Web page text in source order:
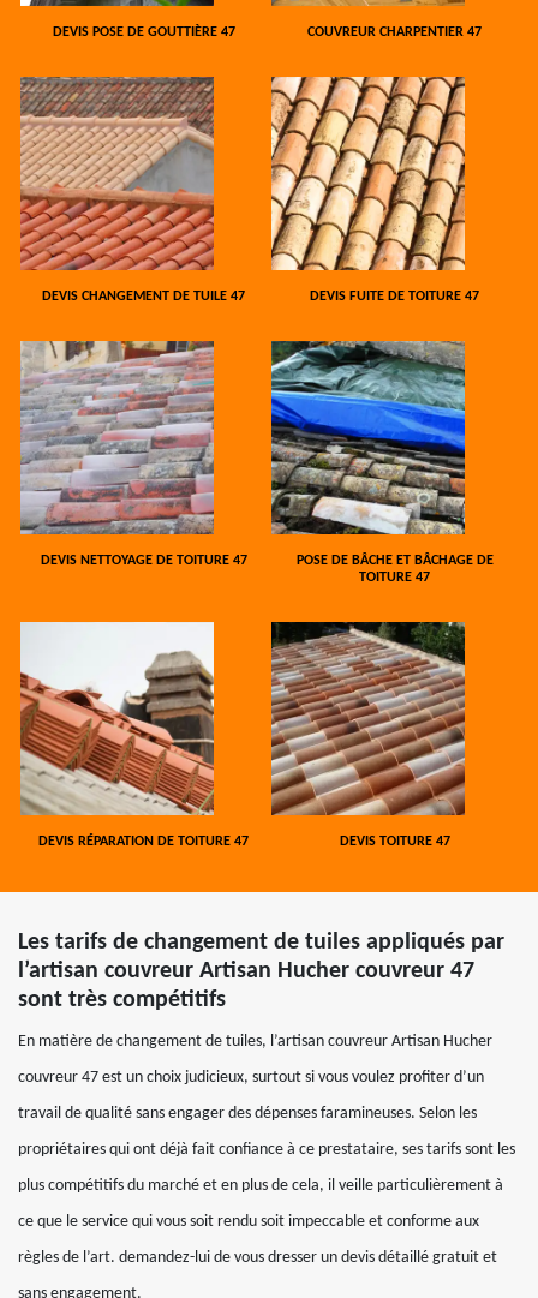
DEVIS POSE DE GOUTTIÈRE 47 COUVREUR CHARPENTIER 47
DEVIS CHANGEMENT DE TUILE 47 DEVIS FUITE DE TOITURE 47
DEVIS NETTOYAGE DE TOITURE 47
POSE DE BÂCHE ET BÂCHAGE DE
TOITURE 47
DEVIS RÉPARATION DE TOITURE 47 DEVIS TOITURE 47
Les tarifs de changement de tuiles appliqués par
l’artisan couvreur Artisan Hucher couvreur 47
sont très compétitifs
En matière de changement de tuiles, l’artisan couvreur Artisan Hucher
couvreur 47 est un choix judicieux, surtout si vous voulez profiter d’un
travail de qualité sans engager des dépenses faramineuses. Selon les
propriétaires qui ont déjà fait confiance à ce prestataire, ses tarifs sont les
plus compétitifs du marché et en plus de cela, il veille particulièrement à
ce que le service qui vous soit rendu soit impeccable et conforme aux
règles de l’art. demandez-lui de vous dresser un devis détaillé gratuit et
sans engagement.